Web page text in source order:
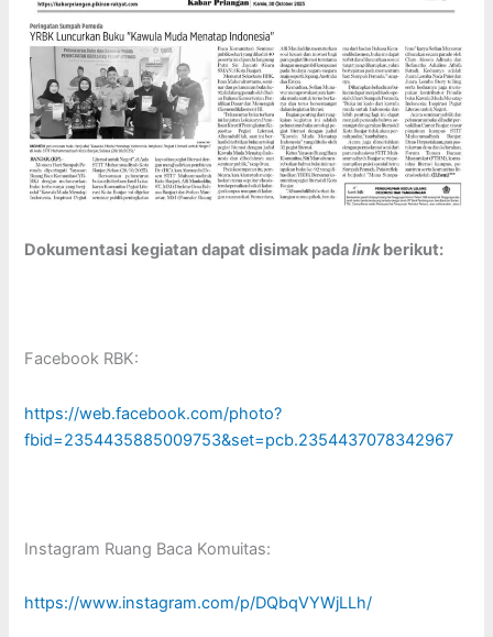
Dokumentasi kegiatan dapat disimak padalinkberikut:
Facebook RBK:
https://web.facebook.com/photo?
fbid=2354435885009753&set=pcb.2354437078342967
Instagram Ruang Baca Komuitas:
https://www.instagram.com/p/DQbqVYWjLLh/